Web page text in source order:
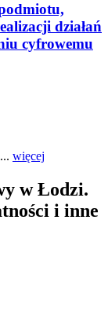
działań
cyfrowemu
więcej
w Łodzi.
i inne